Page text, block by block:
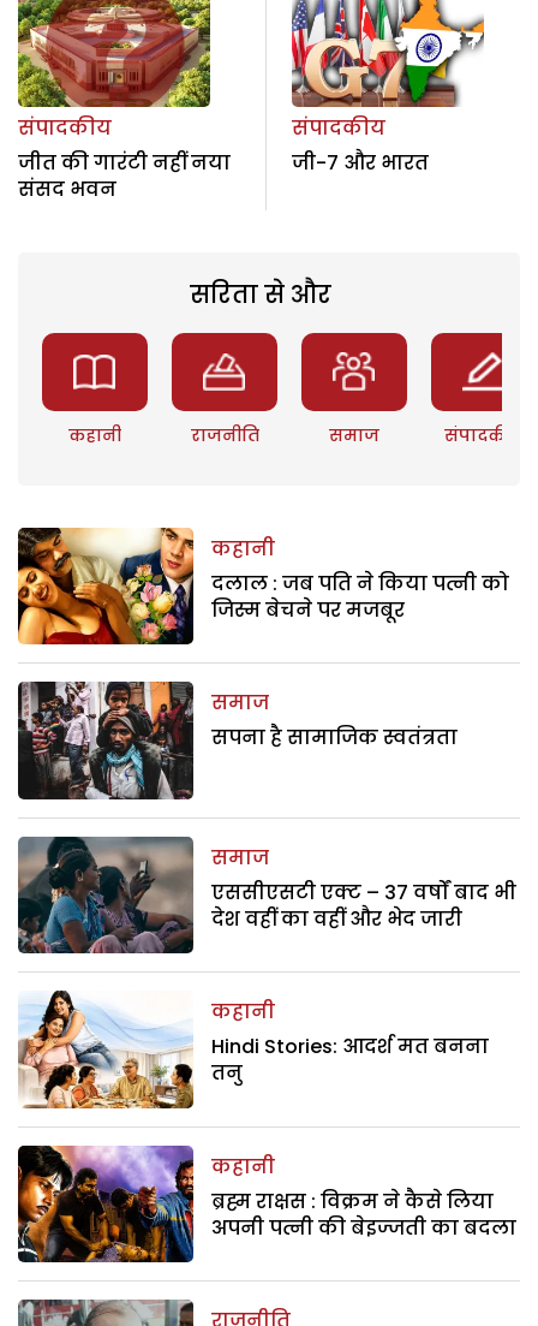
संपादकीय
जीत की गारंटी नहीं नया
संसद भवन
संपादकीय
जी-7 और भारत
सरिता से और
कहानी राजनीति समाज संपादकीय
कहानी
दलाल : जब पति ने किया पत्नी को
जिस्म बेचने पर मजबूर
समाज
सपना है सामाजिक स्वतंत्रता
समाज
एससीएसटी एक्ट – 37 वर्षों बाद भी
देश वहीं का वहीं और भेद जारी
कहानी
Hindi Stories: आदर्श मत बनना
तनु
कहानी
ब्रह्म राक्षस : विक्रम ने कैसे लिया
अपनी पत्नी की बेइज्जती का बदला